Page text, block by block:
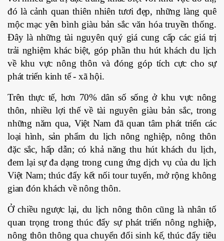
đó là cảnh quan thiên nhiên tươi đẹp, những làng quê
mộc mạc yên bình giàu bản sắc văn hóa truyền thống.
Đây là những tài nguyên quý giá cung cấp các giá trị
trải nghiệm khác biệt, góp phần thu hút khách du lịch
về khu vực nông thôn và đóng góp tích cực cho sự
phát triển kinh tế - xã hội.
Trên thực tế, hơn 70% dân số sống ở khu vực nông
thôn, nhiều lợi thế về tài nguyên giàu bản sắc, trong
những năm qua, Việt Nam đã quan tâm phát triển các
loại hình, sản phẩm du lịch nông nghiệp, nông thôn
đặc sắc, hấp dẫn; có khả năng thu hút khách du lịch,
đem lại sự đa dạng trong cung ứng dịch vụ của du lịch
Việt Nam; thúc đẩy kết nối tour tuyến, mở rộng không
gian đón khách về nông thôn.
Ở chiều ngược lại, du lịch nông thôn cũng là nhân tố
quan trọng trong thúc đẩy sự phát triển nông nghiệp,
nông thôn thông qua chuyển đổi sinh kế, thúc đẩy tiêu